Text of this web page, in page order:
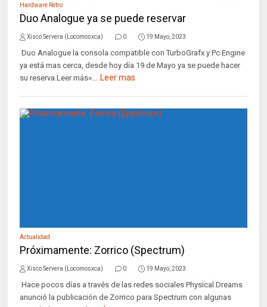
Hardware Retro
Duo Analogue ya se puede reservar
Xisco Servera (Locomosxca) 0 19 Mayo, 2023
Duo Analogue la consola compatible con TurboGrafx y Pc Engine
ya está mas cerca, desde hoy día 19 de Mayo ya se puede hacer
su reserva.Leer más»...
Leer mas
Actualidad
Próximamente: Zorrico (Spectrum)
Xisco Servera (Locomosxca) 0 19 Mayo, 2023
Hace pocos días a través de las redes sociales Physical Dreams
anunció la publicación de Zorrico para Spectrum con algunas